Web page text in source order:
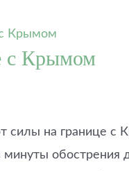
с Крымом
силы на границе
обострения